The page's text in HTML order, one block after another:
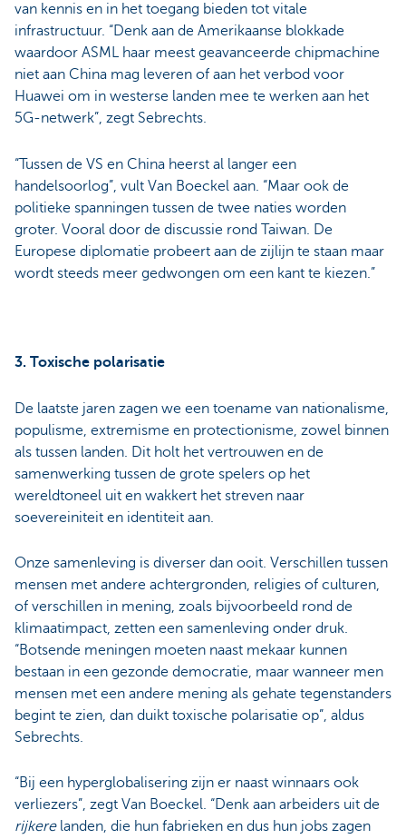
van kennis en in het toegang bieden tot vitale
infrastructuur. “Denk aan de Amerikaanse blokkade
waardoor ASML haar meest geavanceerde chipmachine
niet aan China mag leveren of aan het verbod voor
Huawei om in westerse landen mee te werken aan het
5G-netwerk”, zegt Sebrechts.
“Tussen de VS en China heerst al langer een
handelsoorlog”, vult Van Boeckel aan. “Maar ook de
politieke spanningen tussen de twee naties worden
groter. Vooral door de discussie rond Taiwan. De
Europese diplomatie probeert aan de zijlijn te staan maar
wordt steeds meer gedwongen om een kant te kiezen.”
3. Toxische polarisatie
De laatste jaren zagen we een toename van nationalisme,
populisme, extremisme en protectionisme, zowel binnen
als tussen landen. Dit holt het vertrouwen en de
samenwerking tussen de grote spelers op het
wereldtoneel uit en wakkert het streven naar
soevereiniteit en identiteit aan.
Onze samenleving is diverser dan ooit. Verschillen tussen
mensen met andere achtergronden, religies of culturen,
of verschillen in mening, zoals bijvoorbeeld rond de
klimaatimpact, zetten een samenleving onder druk.
“Botsende meningen moeten naast mekaar kunnen
bestaan in een gezonde democratie, maar wanneer men
mensen met een andere mening als gehate tegenstanders
begint te zien, dan duikt toxische polarisatie op”, aldus
Sebrechts.
“Bij een hyperglobalisering zijn er naast winnaars ook
verliezers”, zegt Van Boeckel. “Denk aan arbeiders uit de
rijkerelanden, die hun fabrieken en dus hun jobs zagen